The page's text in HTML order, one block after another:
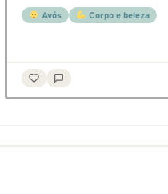
Avós Corpo e beleza